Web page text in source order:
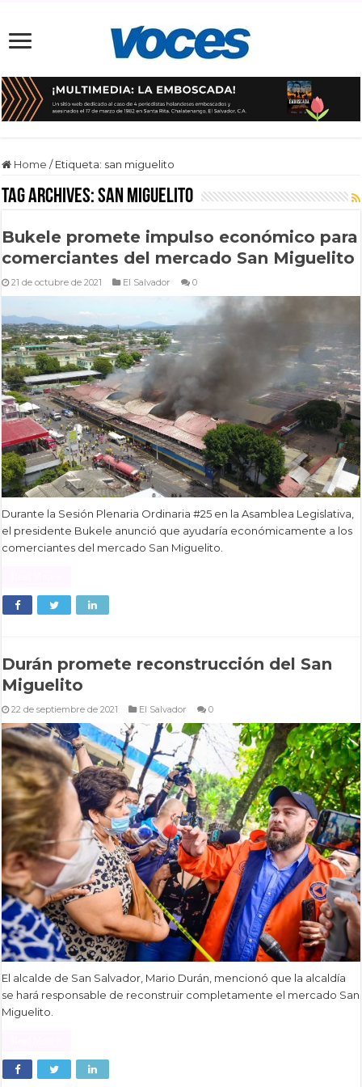
Home / Etiqueta: san miguelito
Tag Archives:san miguelito
Bukele promete impulso económico para
comerciantes del mercado San Miguelito
21 de octubre de 2021 El Salvador 0
Durante la Sesión Plenaria Ordinaria #25 en la Asamblea Legislativa,
el presidente Bukele anunció que ayudaría económicamente a los
comerciantes del mercado San Miguelito.
Durán promete reconstrucción del San
Miguelito
22 de septiembre de 2021 El Salvador 0
El alcalde de San Salvador, Mario Durán, mencionó que la alcaldía
se hará responsable de reconstruir completamente el mercado San
Miguelito.